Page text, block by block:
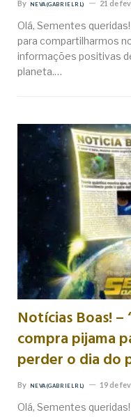
By NEVA (GABRIEL RL) 21 de
Olá, Sementes
para compartilharmos
informações positivas
planeta.…
Notícias Boas!
compra pijama
perder o dia do
By NEVA (GABRIEL RL) 19 de
Olá, Sementes